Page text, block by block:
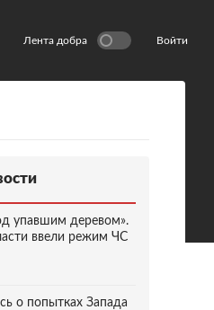
Лента добра Войти
упавшим деревом».
ввели режим ЧС
о попытках Запада